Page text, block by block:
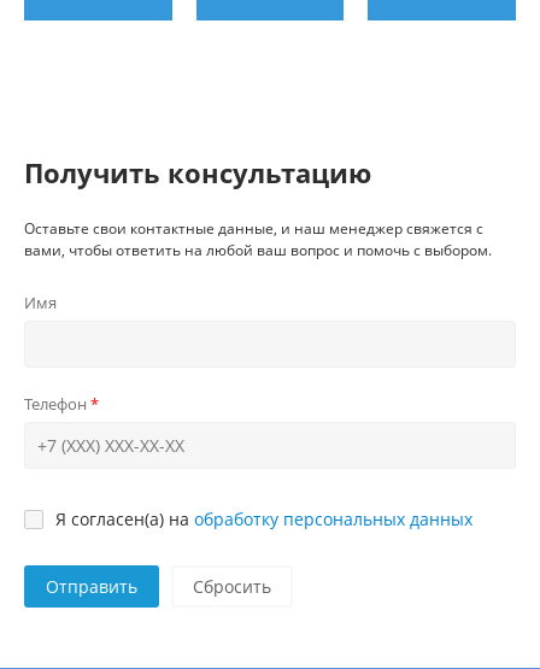
Получить консультацию
Оставьте свои контактные данные, и наш менеджер свяжется с
вами, чтобы ответить на любой ваш вопрос и помочь с выбором.
Имя
Телефон
Я согласен(а) на обработку персональных данных
Отправить